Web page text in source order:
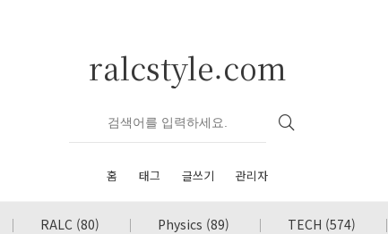
ralcstyle.com
홈 태그 글쓰기 관리자
RALC (80) Physics (89) TECH (574)